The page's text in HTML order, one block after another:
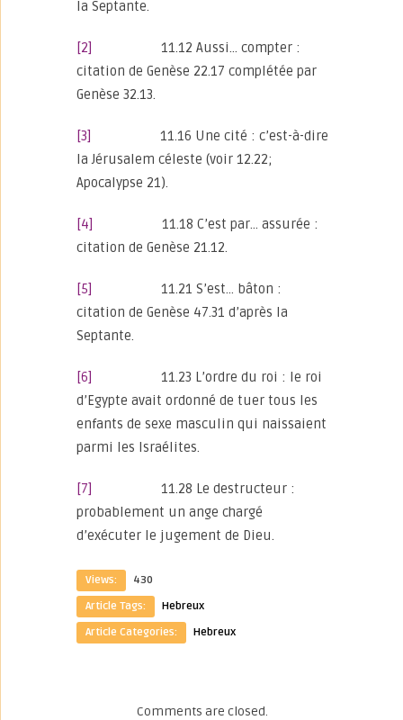
la Septante.
[2]
11.12 Aussi… compter :
citation de Genèse 22.17 complétée par
Genèse 32.13.
[3]
11.16 Une cité : c’est-à-dire
la Jérusalem céleste (voir 12.22;
Apocalypse 21).
[4]
11.18 C’est par… assurée :
citation de Genèse 21.12.
[5]
11.21 S’est… bâton :
citation de Genèse 47.31 d’après la
Septante.
[6]
11.23 L’ordre du roi : le roi
d’Egypte avait ordonné de tuer tous les
enfants de sexe masculin qui naissaient
parmi les Israélites.
[7]
11.28 Le destructeur :
probablement un ange chargé
d’exécuter le jugement de Dieu.
Views:
430
Article Tags:
Hebreux
Article Categories:
Hebreux
Comments are closed.